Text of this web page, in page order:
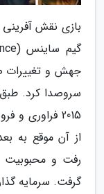
جهش و تغییرات
2015 فراوری
از آن موقع به
رفت و محبوبیت
گرفت. سرمایه